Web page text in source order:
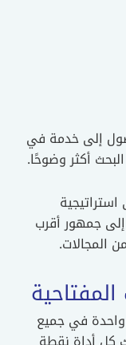
إلى خدمة في
أكثر وضوحًا.
جمهور أقرب
المجالات.
واحدة في جميع